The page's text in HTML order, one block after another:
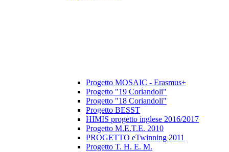
Progetto MOSAIC - Erasmus+
Progetto "19 Coriandoli"
Progetto "18 Coriandoli"
Progetto BESST
HIMIS progetto inglese 2016/2017
Progetto M.E.T.E. 2010
PROGETTO eTwinning 2011
Progetto T. H. E. M.